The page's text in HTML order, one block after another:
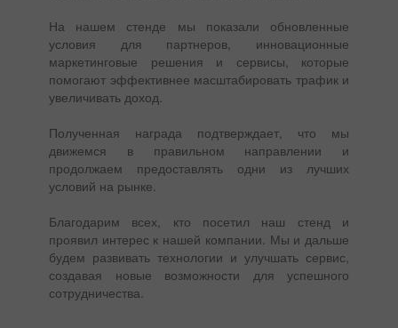
На нашем стенде мы показали обновленные
условия для партнеров, инновационные
маркетинговые решения и сервисы, которые
помогают эффективнее масштабировать трафик и
увеличивать доход.
Полученная награда подтверждает, что мы
движемся в правильном направлении и
продолжаем предоставлять одни из лучших
условий на рынке.
Благодарим всех, кто посетил наш стенд и
проявил интерес к нашей компании. Мы и дальше
будем развивать технологии и улучшать сервис,
создавая новые возможности для успешного
сотрудничества.